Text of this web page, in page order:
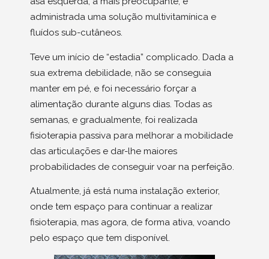
administrada uma solução multivitamínica e
fluídos sub-cutâneos.
Teve um início de “estadia” complicado. Dada a
sua extrema debilidade, não se conseguia
manter em pé, e foi necessário forçar a
alimentação durante alguns dias. Todas as
semanas, e gradualmente, foi realizada
fisioterapia passiva para melhorar a mobilidade
das articulações e dar-lhe maiores
probabilidades de conseguir voar na perfeição.
Atualmente, já está numa instalação exterior,
onde tem espaço para continuar a realizar
fisioterapia, mas agora, de forma ativa, voando
pelo espaço que tem disponível.